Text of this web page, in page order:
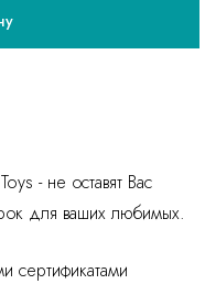
- не оставят Вас
для ваших любимых.
сертификатами